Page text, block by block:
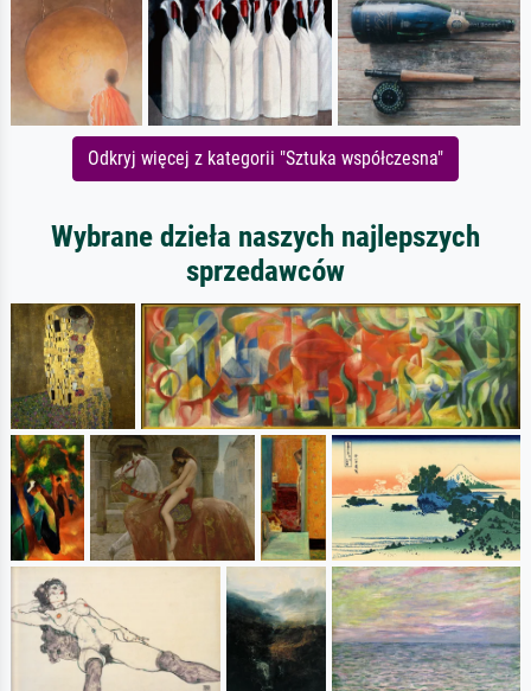
Odkryj więcej z kategorii "Sztuka współczesna"
Wybrane dzieła naszych najlepszych
sprzedawców